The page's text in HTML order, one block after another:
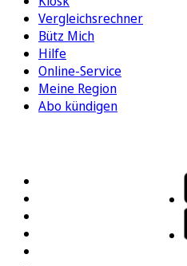
Vergleichsrechner
Bütz Mich
Hilfe
Online-Service
Meine Region
Abo kündigen